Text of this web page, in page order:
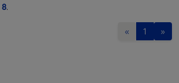
8.
« 1 »